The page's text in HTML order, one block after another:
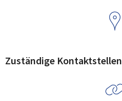
Zuständige Kontaktstellen